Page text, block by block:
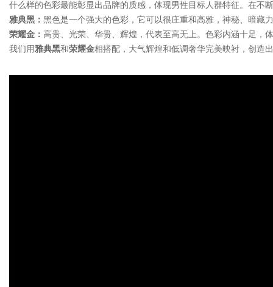
什么样的色彩最能彰显出品牌的质感，体现男性目标人群特征。在不
雅典黑： 黑色是一个强大的色彩，它可以很庄重和高雅，神秘、暗藏
荣耀金： 高贵、光荣、华贵、辉煌，代表至高无上。色彩内涵十足，
我们用雅典黑和荣耀金相搭配，大气辉煌和低调奢华完美映衬，创造